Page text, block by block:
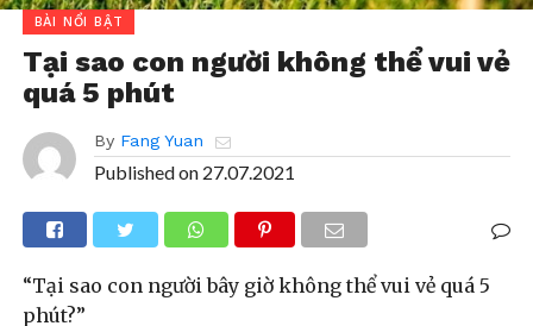
BÀI NỔI BẬT
Tại sao con người không thể vui vẻ
quá 5 phút
By Fang Yuan
Published on 27.07.2021
“Tại sao con người bây giờ không thể vui vẻ quá 5
phút?”